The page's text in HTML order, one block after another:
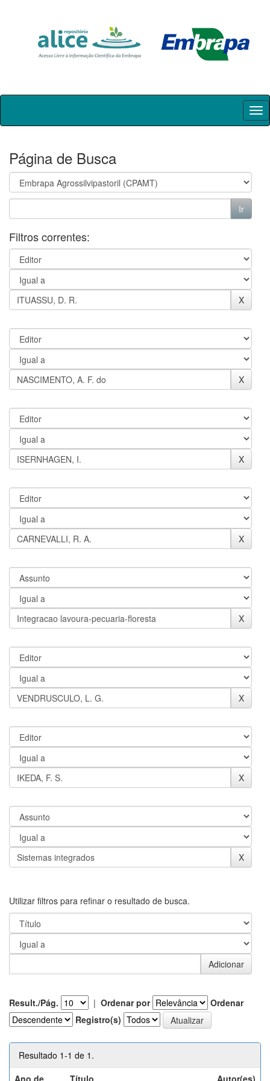
Skip
Página de Busca
Filtros correntes:
Utilizar filtros para refinar o resultado de busca.
Result./Pág. | Ordenar por
Ordenar
Registro(s)
Resultado 1-1 de 1.
Ano de
Título Autor(es)